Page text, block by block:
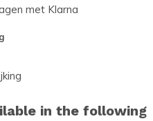
met Klarna
in the following